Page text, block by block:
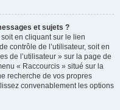
et sujets ?
en cliquant sur le lien
contrôle de l’utilisateur, soit en
de l’utilisateur » sur la page de
« Raccourcis » situé sur la
recherche de vos propres
convenablement les options